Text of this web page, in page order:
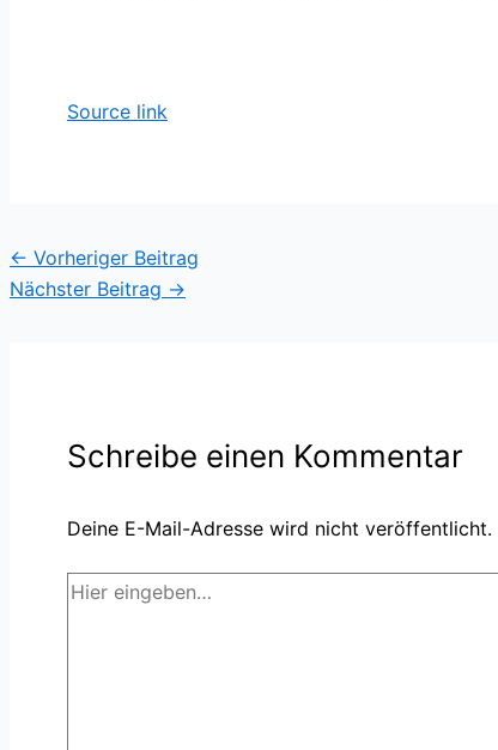
Source link
← Vorheriger Beitrag
Nächster Beitrag →
Schreibe einen Kommentar
Deine E-Mail-Adresse wird nicht veröffentlicht.
Hier